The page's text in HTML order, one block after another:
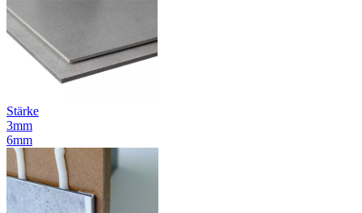
Stärke
3mm
6mm